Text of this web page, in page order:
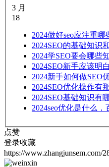
3 月
18
2024做好seo应注重哪
2024SEO的基础知识
2024学SEO要会哪些
2024SEO新手应该明
2024新手如何做SEO
2024SEO优化操作有
2024SEO基础知识有
2024seo优化是什么
点赞
登录收藏
https://www.zhangjunsem.com/